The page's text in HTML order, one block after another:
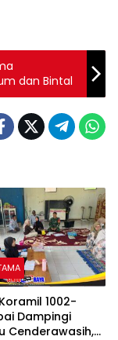
dan Bintal
1002-
Dampingi
Cenderawasih,